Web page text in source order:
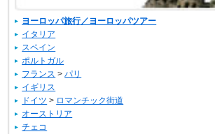
ヨーロッパ旅行／ヨーロッパツアー
イタリア
スペイン
ポルトガル
フランス >パリ
イギリス
ドイツ > ロマンチック街道
オーストリア
チェコ